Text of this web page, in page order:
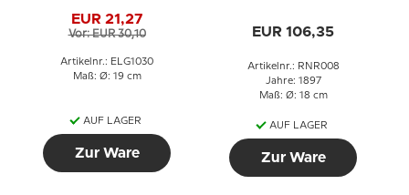
EUR 21,27
Vor: EUR 30,10
Artikelnr.: ELG1030
Maß: Ø: 19 cm
AUF LAGER
Zur Ware
EUR 106,35
Artikelnr.: RNR008
Jahre: 1897
Maß: Ø: 18 cm
AUF LAGER
Zur Ware